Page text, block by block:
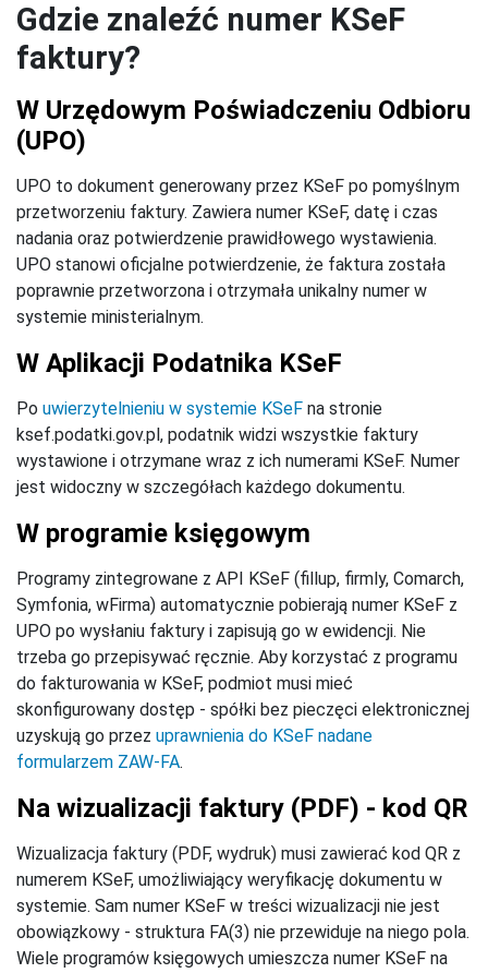
Gdzie znaleźć numer KSeF
faktury?
W Urzędowym Poświadczeniu Odbioru
(UPO)
UPO to dokument generowany przez KSeF po pomyślnym
przetworzeniu faktury. Zawiera numer KSeF, datę i czas
nadania oraz potwierdzenie prawidłowego wystawienia.
UPO stanowi oficjalne potwierdzenie, że faktura została
poprawnie przetworzona i otrzymała unikalny numer w
systemie ministerialnym.
W Aplikacji Podatnika KSeF
Po uwierzytelnieniu w systemie KSeF na stronie
ksef.podatki.gov.pl, podatnik widzi wszystkie faktury
wystawione i otrzymane wraz z ich numerami KSeF. Numer
jest widoczny w szczegółach każdego dokumentu.
W programie księgowym
Programy zintegrowane z API KSeF (fillup, firmly, Comarch,
Symfonia, wFirma) automatycznie pobierają numer KSeF z
UPO po wysłaniu faktury i zapisują go w ewidencji. Nie
trzeba go przepisywać ręcznie. Aby korzystać z programu
do fakturowania w KSeF, podmiot musi mieć
skonfigurowany dostęp - spółki bez pieczęci elektronicznej
uzyskują go przez uprawnienia do KSeF nadane
formularzem ZAW-FA.
Na wizualizacji faktury (PDF) - kod QR
Wizualizacja faktury (PDF, wydruk) musi zawierać kod QR z
numerem KSeF, umożliwiający weryfikację dokumentu w
systemie. Sam numer KSeF w treści wizualizacji nie jest
obowiązkowy - struktura FA(3) nie przewiduje na niego pola.
Wiele programów księgowych umieszcza numer KSeF na